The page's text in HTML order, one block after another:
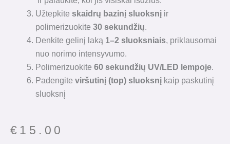
Užtepkiteskaidrų bazinį sluoksnį ir
polimerizuokite30 sekundžių.
Denkite gelinį laką 1–2 sluoksniais, priklausomai
nuo norimo intensyvumo.
Polimerizuokite60 sekundžių UV/LED lempoje.
Padengiteviršutinį (top) sluoksnį kaip paskutinį
sluoksnį
€ 15.00